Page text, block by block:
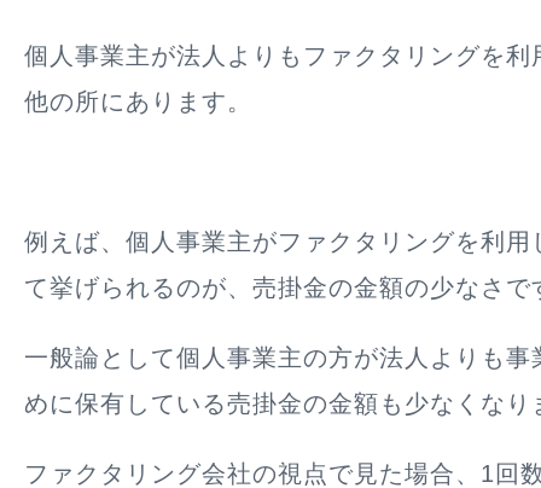
個人事業主が法人よりもファクタリングを利
他の所にあります。
例えば、個人事業主がファクタリングを利用
て挙げられるのが、 売掛金の金額の少なさ で
一般論として個人事業主の方が法人よりも事
めに保有している売掛金の金額も少なくなり
ファクタリング会社の視点で見た場合、1回